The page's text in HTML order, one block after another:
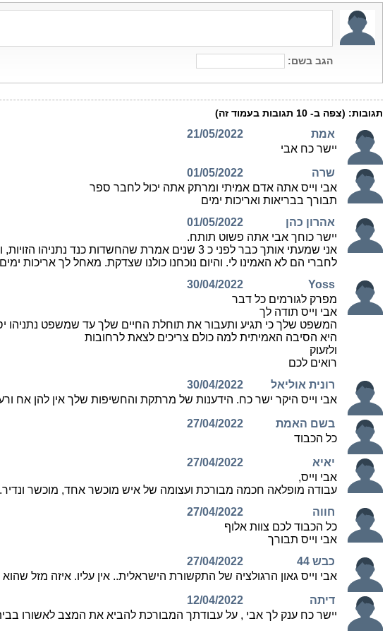
הגב בשם:
תגובות: (צפה ב- 10 תגובות בעמוד זה)
אמת
21/05/2022
יישר כח אבי
שרה
01/05/2022
אבי וייס אתה אדם אמיתי ומרתק אתה יכול לחבר ספר
תבורך בבריאות ואריכות ימים
אהרון כהן
01/05/2022
יישר כוחך אבי אתה פשוט תותח.
לחברי הם לא האמינו לי. והיום נוכחנו כולנו שצדקת. מאחל לך אריכות
Yoss
30/04/2022
מפרק לגורמים כל דבר
אבי וייס תודה לך
המשפט שלך כי תגיע ותעבור את תוחלת החיים שלך עד שמשפט נתניהו
היא הסיבה האמיתית למה כולם צריכים לצאת לרחובות
ולזעוק
רואים לכם
רונית אוליאל
30/04/2022
אבי וייס היקר ישר כח. הידענות של מרתקת והחשיפות שלך אין להן אח
בשם האמת
27/04/2022
כל הכבוד
יאיא
27/04/2022
אבי וייס,
עבודה מופלאה חכמה מבורכת ועצומה של איש מוכשר אחד, מוכשר ונדיר.
חווה
27/04/2022
כל הכבוד לכם צוות אלוף
אבי וייס תבורך
כבש 44
27/04/2022
אבי וייס גאון הרגולציה של התקשורת הישראלית.. אין עליו. איזה מזל
דיתה
12/04/2022
יישר כח ענק לך אבי , על עבודתך המבורכת להביא את המצב לאשורו